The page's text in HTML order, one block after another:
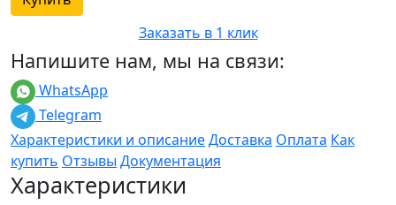
Заказать в 1 клик
Напишите нам, мы на связи:
WhatsApp
Telegram
Характеристики и описаниеДоставка Оплата Как
купить Отзывы Документация
Характеристики